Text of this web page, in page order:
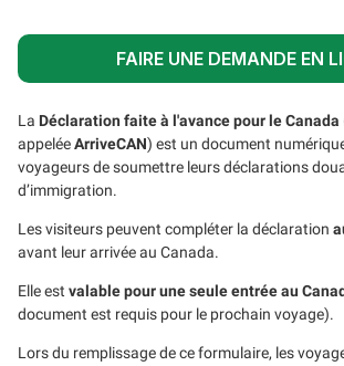
FAIRE UNE DEMANDE EN
La Déclaration faite à l'avance pour le Canada
appeléeArriveCAN) est un document
voyageurs de soumettre leurs déclarations
d’immigration.
Les visiteurs peuvent compléter la déclaration
avant leur arrivée au Canada.
Elle est valable pour une seule entrée au
document est requis pour le prochain voyage).
Lors du remplissage de ce formulaire, les